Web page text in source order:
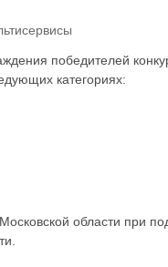
победителей
категориях:
области при